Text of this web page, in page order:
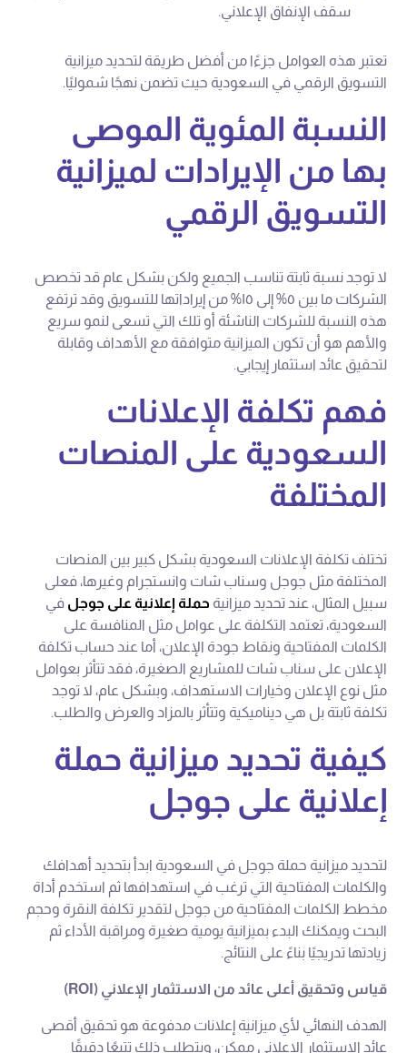
سقف الإنفاق الإعلاني.
تعتبر هذه العوامل جزءًا من أفضل طريقة لتحديد ميزانية
التسويق الرقمي في السعودية حيث تضمن نهجًا شموليًا.
النسبة المئوية الموصى
بها من الإيرادات لميزانية
التسويق الرقمي
لا توجد نسبة ثابتة تناسب الجميع ولكن بشكل عام قد تخصص
الشركات ما بين ٥% إلى ١٥% من إيراداتها للتسويق وقد ترتفع
هذه النسبة للشركات الناشئة أو تلك التي تسعى لنمو سريع
والأهم هو أن تكون الميزانية متوافقة مع الأهداف وقابلة
لتحقيق عائد استثمار إيجابي.
فهم تكلفة الإعلانات
السعودية على المنصات
المختلفة
تختلف تكلفة الإعلانات السعودية بشكل كبير بين المنصات
المختلفة مثل جوجل وسناب شات وانستجرام وغيرها، فعلى
سبيل المثال، عند تحديد ميزانية حملة إعلانية على جوجل في
السعودية، تعتمد التكلفة على عوامل مثل المنافسة على
الكلمات المفتاحية ونقاط جودة الإعلان، أما عند حساب تكلفة
الإعلان على سناب شات للمشاريع الصغيرة، فقد تتأثر بعوامل
مثل نوع الإعلان وخيارات الاستهداف، وبشكل عام، لا توجد
تكلفة ثابتة بل هي ديناميكية وتتأثر بالمزاد والعرض والطلب.
كيفية تحديد ميزانية حملة
إعلانية على جوجل
لتحديد ميزانية حملة جوجل في السعودية ابدأ بتحديد أهدافك
والكلمات المفتاحية التي ترغب في استهدافها ثم استخدم أداة
مخطط الكلمات المفتاحية من جوجل لتقدير تكلفة النقرة وحجم
البحث ويمكنك البدء بميزانية يومية صغيرة ومراقبة الأداء ثم
زيادتها تدريجيًا بناءً على النتائج.
قياس وتحقيق أعلى عائد من الاستثمار الإعلاني (ROI)
الهدف النهائي لأي ميزانية إعلانات مدفوعة هو تحقيق أقصى
عائد الاستثمار الإعلاني ممكن، ويتطلب ذلك تتبعًا دقيقًا